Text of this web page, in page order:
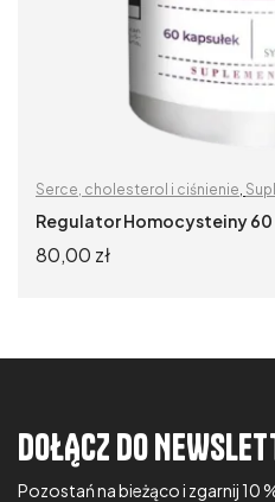
Serce, cholesterol i ciśnienie
Regulator Homocysteiny 60
80,00 zł
DOŁĄCZ DO
Pozostań na bieżąco i zgarnij 10